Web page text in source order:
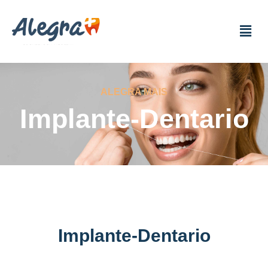
ALEGRA MAIS
Implante-Dentario
Implante-Dentario